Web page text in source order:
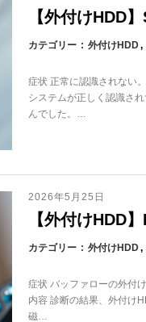
【外付けHDD
カテゴリー 外付けHDD
症状 正常に認識されない
システムが正しく認識さ
んでした。…
2026年5月25日
【外付けHDD
カテゴリー 外付けHDD
症状 バッファローの外付
内容 診断の結果、外付け
磁…